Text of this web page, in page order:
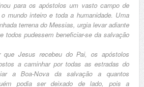
para os apóstolos um vasto campo de
mundo inteiro e toda a humanidade. Uma
terrena do Messias, urgia levar adiante
todos pudessem beneficiar-se da salvação
que Jesus recebeu do Pai, os apóstolos
a caminhar por todas as estradas do
a Boa-Nova da salvação a quantos
podia ser deixado de lado, pois a